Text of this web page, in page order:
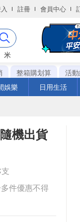
註冊 會員中心
米
整箱購划算 活
娛樂 日用生活
機出貨
件優惠不得